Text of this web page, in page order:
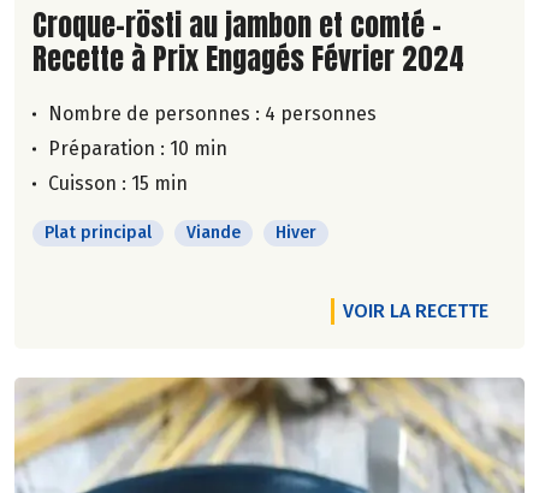
Lire la suite de la recette
Croque-rösti au jambon et comté -
Recette à Prix Engagés Février 2024
Nombre de personnes : 4 personnes
Préparation : 10 min
Cuisson : 15 min
Plat principal Viande Hiver
VOIR LA RECETTE